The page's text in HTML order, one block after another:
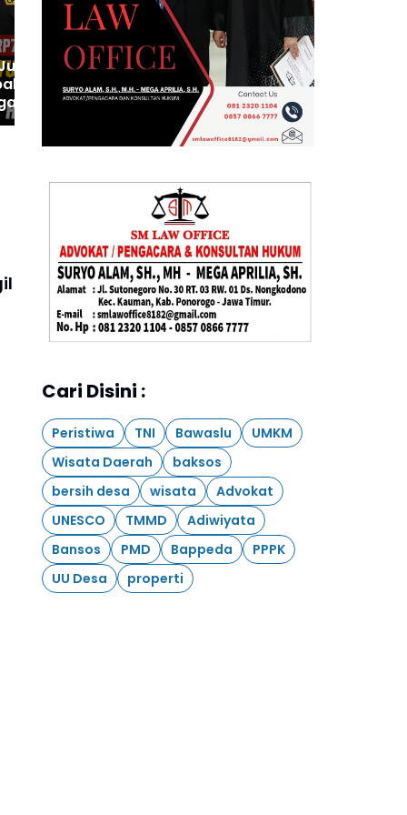
Kasus
DPRD
Makin Panas,
Pertama
Cari Disini :
Peristiwa TNI Bawaslu
UMKM
Wisata Daerah
baksos
bersih desa
wisata
Advokat
UNESCO
TMMD
Adiwiyata
Bansos
PMD Bappeda
PPPK
UU Desa
properti